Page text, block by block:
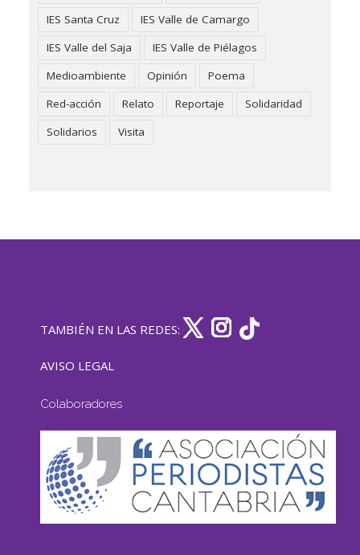
IES Santa Cruz
IES Valle de Camargo
IES Valle del Saja
IES Valle de Piélagos
Medioambiente
Opinión
Poema
Red-acción
Relato Reportaje
Solidaridad
Solidarios
Visita
TAMBIÉN EN LAS REDES:
AVISO LEGAL
Colaboradores